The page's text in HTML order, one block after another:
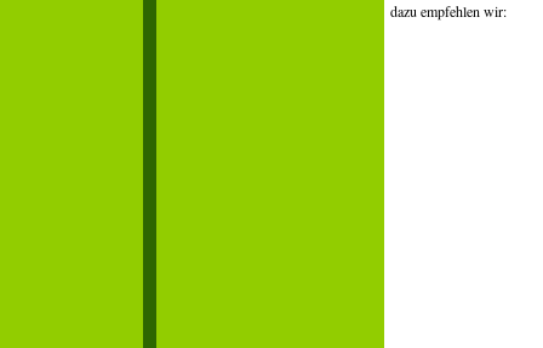
dazu empfehlen wir: